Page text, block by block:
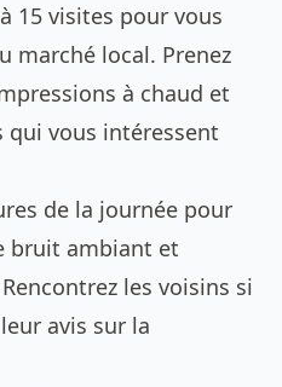
15 visites pour vous
marché local. Prenez
à chaud et
qui vous intéressent
de la journée pour
bruit ambiant et
les voisins si
avis sur la